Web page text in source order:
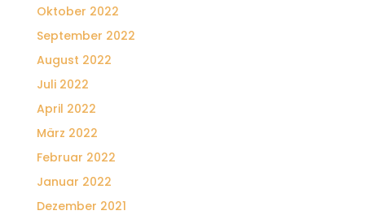
Oktober 2022
September 2022
August 2022
Juli 2022
April 2022
März 2022
Februar 2022
Januar 2022
Dezember 2021